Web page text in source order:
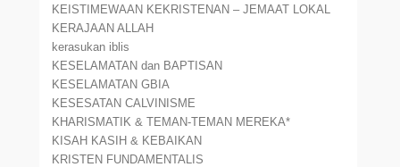
KEISTIMEWAAN KEKRISTENAN – JEMAAT LOKAL
KERAJAAN ALLAH
kerasukan iblis
KESELAMATAN dan BAPTISAN
KESELAMATAN GBIA
KESESATAN CALVINISME
KHARISMATIK & TEMAN-TEMAN MEREKA*
KISAH KASIH & KEBAIKAN
KRISTEN FUNDAMENTALIS